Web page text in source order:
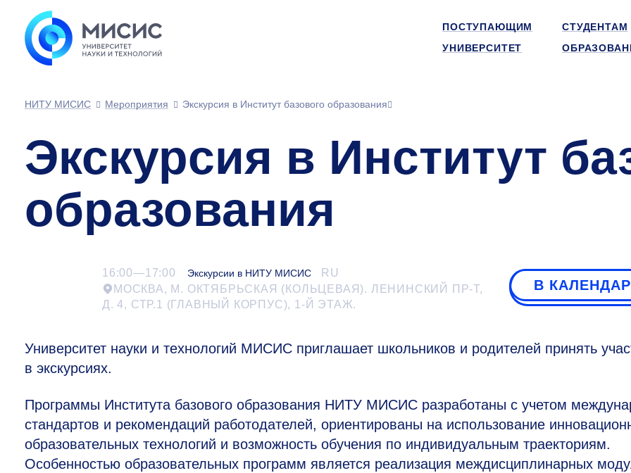
ПОСТУПАЮЩИМ
СТУДЕНТАМ
УНИВЕРСИТЕТ
НИТУ МИСИС Мероприятия Экскурсия в Институт базового образования
Экскурсия в Институт
образования
16:00—17:00 Экскурсии в НИТУ МИСИС
RU
МОСКВА, М. ОКТЯБРЬСКАЯ (КОЛЬЦЕВАЯ). ЛЕНИНСКИЙ ПР-Т,
Д. 4, СТР.1 (ГЛАВНЫЙ КОРПУС), 1-Й ЭТАЖ.
В
Университет науки и технологий МИСИС приглашает школьников и родителей принять
в экскурсиях.
Программы Института базового образования НИТУ МИСИС разработаны с учетом
стандартов и рекомендаций работодателей, ориентированы на использование
образовательных технологий и возможность обучения по индивидуальным траекториям.
Особенностью образовательных программ является реализация междисциплинарных